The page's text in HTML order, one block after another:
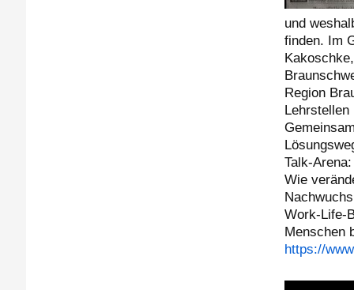
und
finden. Im
Region
Lehrstellen
Talk-Arena:
Wie
Work-Life-
Menschen
https://